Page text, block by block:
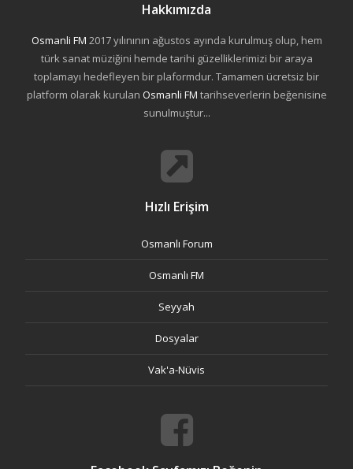
Hakkımızda
Osmanli FM 2017 yılınının ağustos ayında kurulmuş olup, hem
türk sanat müziğini hemde tarihi güzelliklerimizi bir araya
toplamayı hedefleyen bir plaformdur. Tamamen ücretsiz bir
platform olarak kurulan Osmanli FM tarihseverlerin beğenisine
sunulmuştur...
Hızlı Erişim
Osmanlı Forum
Osmanlı FM
Seyyah
Dosyalar
Vak'a-Nüvis